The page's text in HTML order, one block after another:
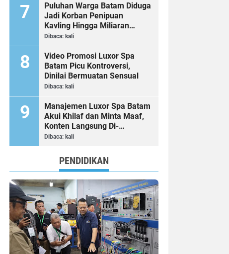
Puluhan Warga Batam Diduga
Jadi Korban Penipuan
Kavling Hingga Miliaran
Rupiah, Laporan ke Polda
Dibaca: kali
Video Promosi Luxor Spa
Batam Picu Kontroversi,
Dinilai Bermuatan Sensual
Dibaca: kali
Manajemen Luxor Spa Batam
Akui Khilaf dan Minta Maaf,
Konten Langsung Di-
Takedown
Dibaca: kali
PENDIDIKAN